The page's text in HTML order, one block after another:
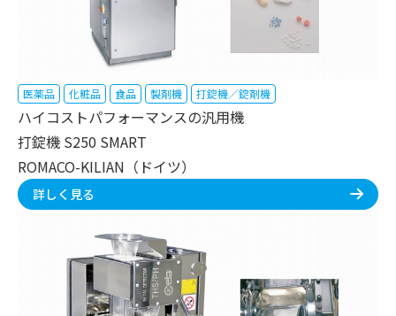
医薬品 化粧品 食品 製剤機 打錠機／錠剤機
ハイコストパフォーマンスの汎用機
打錠機 S250 SMART
ROMACO-KILIAN（ドイツ）
詳しく見る